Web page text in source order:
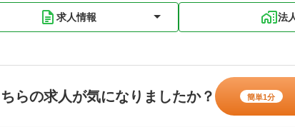
求人情報 法
らの求人が気になりましたか？ 簡単1分